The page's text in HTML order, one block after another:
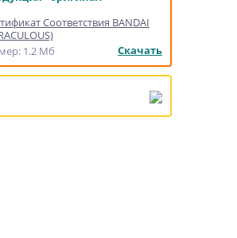
Соответствия BANDAI
1.2 Мб
Скачать